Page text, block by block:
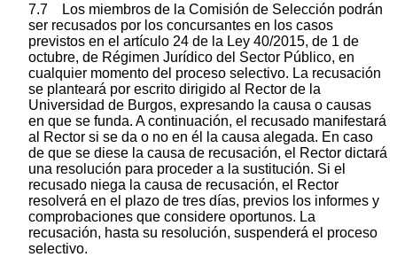
7.7 Los miembros de la Comisión de Selección podrán
ser recusados por los concursantes en los casos
previstos en el artículo 24 de la Ley 40/2015, de 1 de
octubre, de Régimen Jurídico del Sector Público, en
cualquier momento del proceso selectivo. La recusación
se planteará por escrito dirigido al Rector de la
Universidad de Burgos, expresando la causa o causas
en que se funda. A continuación, el recusado manifestará
al Rector si se da o no en él la causa alegada. En caso
de que se diese la causa de recusación, el Rector dictará
una resolución para proceder a la sustitución. Si el
recusado niega la causa de recusación, el Rector
resolverá en el plazo de tres días, previos los informes y
comprobaciones que considere oportunos. La
recusación, hasta su resolución, suspenderá el proceso
selectivo.